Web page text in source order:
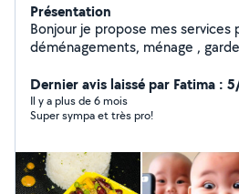
Présentation
Bonjour je propose mes services
déménagements, ménage ,
Dernier avis laissé par Fatima :
Il y a plus de 6 mois
Super sympa et très pro!